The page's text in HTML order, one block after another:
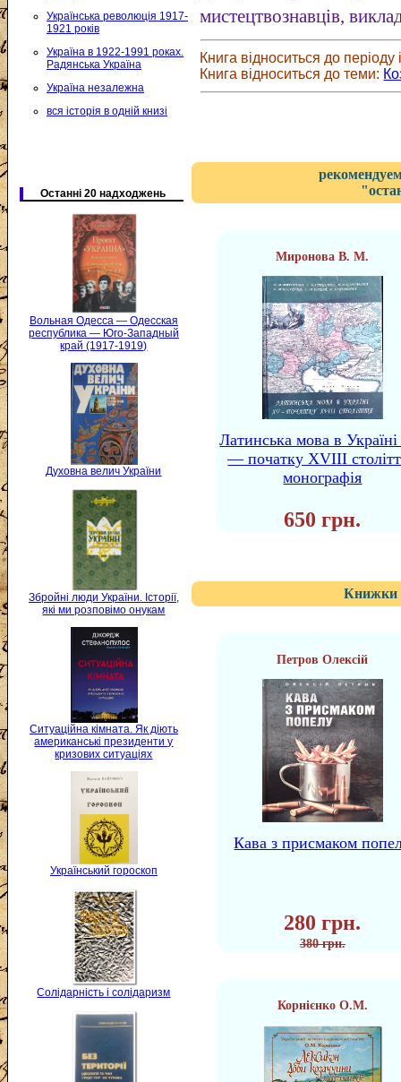
Українська революція 1917-
1921 років
Україна в 1922-1991 роках.
Радянська Україна
Україна незалежна
вся історія в одній книзі
Останні 20 надходжень
Вольная Одесса — Одесская
республика — Юго-Западный
край (1917-1919)
Духовна велич України
Збройні люди України. Історії,
які ми розповімо онукам
Ситуаційна кімната. Як діють
американські президенти у
кризових ситуаціях
Український гороскоп
Солідарність і солідаризм
мистецтвознавців,
Книга відноситься до періоду
Книга відноситься до теми:
Миронова В. М.
Латинська мова в
— початку XVIII
монографія
650 грн.
Книжки
Петров Олексій
Кава з присмаком
280 грн.
380 грн.
Корнієнко О.М.